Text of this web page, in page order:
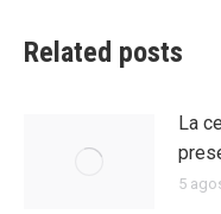
Related posts
La
5